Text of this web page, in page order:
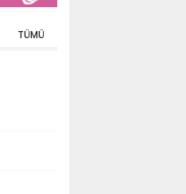
TÜMÜ